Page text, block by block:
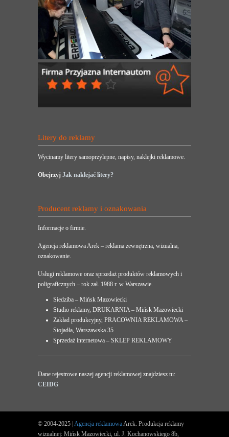
Litery do reklamy
Wycinamy litery samoprzylepne, napisy, naklejki reklamowe.
Obejrzyj Jak naklejać litery?
Producent reklamy i oznakowania
Informacje o firmie.
Agencja reklamowa Arek – reklama zewnętrzna, wizualna,
oznakowanie.
Usługi reklamowe oraz sprzedaż produktów reklamowych i
poligraficznych – rok zał. 1988 r. w Warszawie.
Siedziba – Mińsk Mazowiecki
Studio reklamy, DRUKARNIA – Mińsk Mazowiecki
Zakład produkcyjny, PRACOWNIA REKLAMOWA –
Stojadła, Warszawska 35
Sprzedaż internetowa – SKLEP REKLAMOWY
Dane rejestrowe naszej agencji reklamowej znajdziesz tu:
CEIDG
© 2004-2025 | Agencja reklamowaArek. Produkcja reklamy
wizualnej: Mińsk Mazowiecki, ul. J. Kochanowskiego 8b,